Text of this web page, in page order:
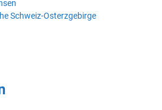
Schweiz-Osterzgebirge